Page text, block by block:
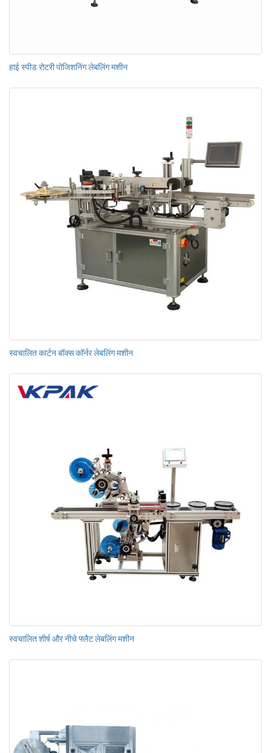
हाई स्पीड रोटरी पोजिशनिंग लेबलिंग मशीन
स्वचालित कार्टन बॉक्स कॉर्नर लेबलिंग मशीन
स्वचालित शीर्ष और नीचे फ्लैट लेबलिंग मशीन